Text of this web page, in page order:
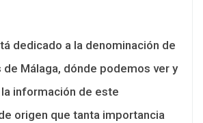
dedicado a la denominación de
de Málaga, dónde podemos ver y
información de este
origen que tanta importancia